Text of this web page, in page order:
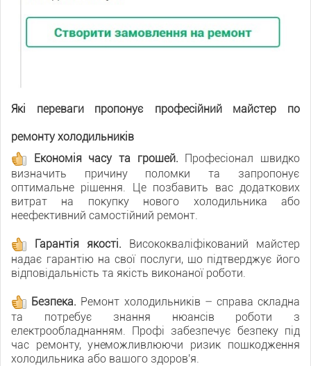
Які переваги пропонує професійний майстер по
ремонту холодильників
Економія часу та грошей. Професіонал швидко
визначить причину поломки та запропонує
оптимальне рішення. Це позбавить вас додаткових
витрат на покупку нового холодильника або
неефективний самостійний ремонт.
Гарантія якості. Висококваліфікований майстер
надає гарантію на свої послуги, що підтверджує його
відповідальність та якість виконаної роботи.
Безпека. Ремонт холодильників – справа складна
та потребує знання нюансів роботи з
електрообладнанням. Профі забезпечує безпеку під
час ремонту, унеможливлюючи ризик пошкодження
холодильника або вашого здоров'я.